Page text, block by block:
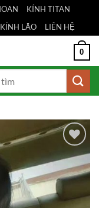
KÍNH TITAN
KÍNH LÃO LIÊN HỆ
0
Add to
Wishlist